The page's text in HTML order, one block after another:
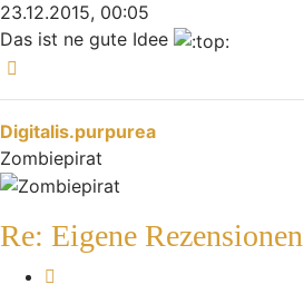
23.12.2015, 00:05
Das ist ne gute Idee
Digitalis.purpurea
Zombiepirat
Re: Eigene